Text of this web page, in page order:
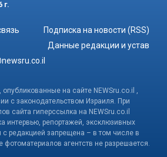
г.
Подписка на новости (RSS)
Данные редакции и устав
на сайте NEWSru.co.il ,
с законодательством Израиля. При
сайта гиперссылка на NEWSru.co.il
интервью, репортажей, эксклюзивных
с редакцией запрещена – в том числе в
фотоматериалов агентств не разрешается.